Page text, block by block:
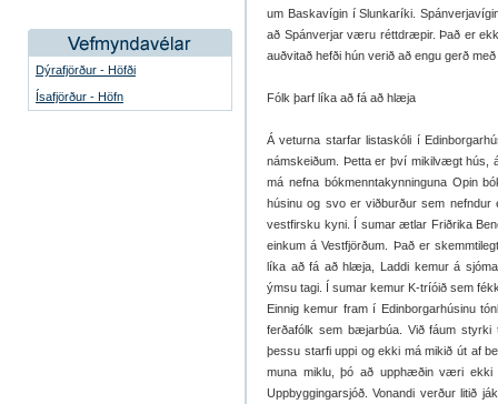
Dýrafjörður - Höfði
Ísafjörður - Höfn
um Baskavígin í Slunkaríki.
að Spánverjar væru réttdræpir. Það er
auðvitað hefði hún verið að engu gerð
Fólk þarf líka að fá að hlæja
Á veturna starfar listaskóli í
námskeiðum. Þetta er því mikilvægt hús,
má nefna bókmenntakynninguna Opin
húsinu og svo er viðburður sem nefndur
vestfirsku kyni. Í sumar ætlar Friðrika
einkum á Vestfjörðum. Það er
líka að fá að hlæja, Laddi kemur á
ýmsu tagi. Í sumar kemur K-tríóið sem
Einnig kemur fram í Edinborgarhúsinu
ferðafólk sem bæjarbúa. Við fáum styrki
þessu starfi uppi og ekki má mikið út af
muna miklu, þó að upphæðin væri
Uppbyggingarsjóð. Vonandi verður litið